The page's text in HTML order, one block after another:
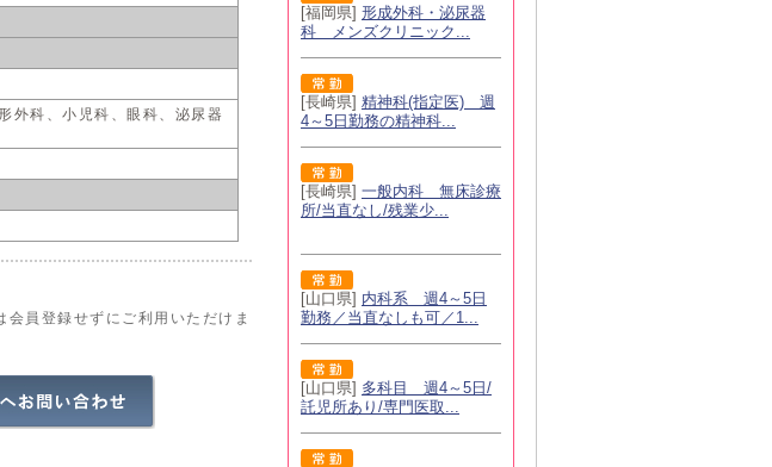
外科、小児科、眼科、泌尿器
員登録せずにご利用いただけま
[福岡県] 形成外科・泌尿器
科 メンズクリニック...
[長崎県] 精神科(指定医) 週
4～5日勤務の精神科...
[長崎県] 一般内科 無床診療
所/当直なし/残業少...
[山口県] 内科系 週4～5日
勤務／当直なしも可／1...
[山口県] 多科目 週4～5日/
託児所あり/専門医取...